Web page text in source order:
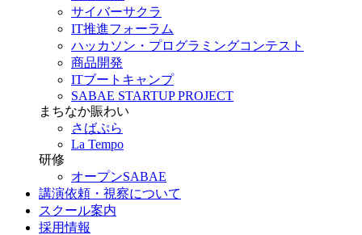
サイバーサクラ
IT推進フォーラム
ハッカソン・プログラミングコンテスト
商品開発
ITブートキャンプ
SABAE STARTUP PROJECT
まちなか賑わい
さばぷら
La Tempo
研修
オープンSABAE
講演依頼・視察について
スクール案内
採用情報